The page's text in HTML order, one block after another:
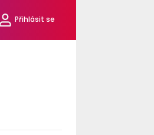
Přihlásit se